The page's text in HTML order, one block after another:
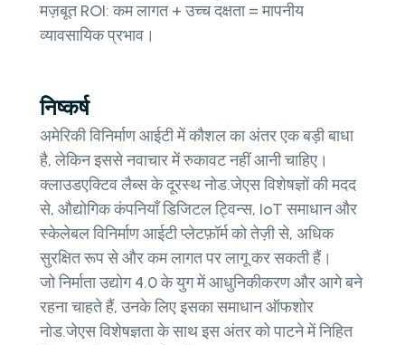
मज़बूत ROI: कम लागत + उच्च दक्षता = मापनीय
व्यावसायिक प्रभाव।
निष्कर्ष
अमेरिकी विनिर्माण आईटी में कौशल का अंतर एक बड़ी बाधा
है, लेकिन इससे नवाचार में रुकावट नहीं आनी चाहिए।
क्लाउडएक्टिव लैब्स के दूरस्थ नोड.जेएस विशेषज्ञों की मदद
से, औद्योगिक कंपनियाँ डिजिटल ट्विन्स, IoT समाधान और
स्केलेबल विनिर्माण आईटी प्लेटफ़ॉर्म को तेज़ी से, अधिक
सुरक्षित रूप से और कम लागत पर लागू कर सकती हैं।
जो निर्माता उद्योग 4.0 के युग में आधुनिकीकरण और आगे बने
रहना चाहते हैं, उनके लिए इसका समाधान ऑफशोर
नोड.जेएस विशेषज्ञता के साथ इस अंतर को पाटने में निहित